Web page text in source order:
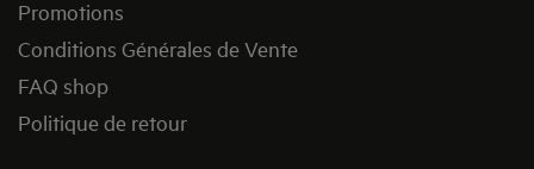
Promotions
Conditions Générales de Vente
FAQ shop
Politique de retour